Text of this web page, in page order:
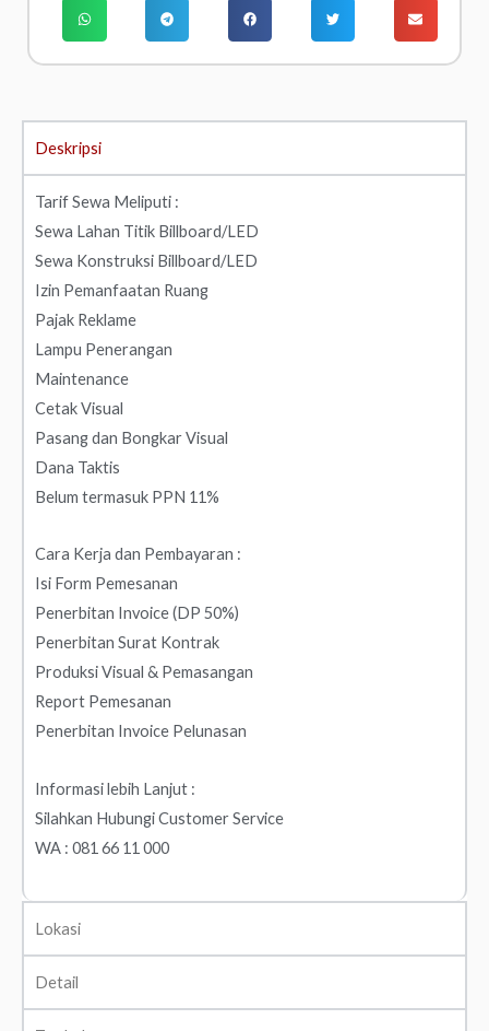
Deskripsi
Tarif Sewa Meliputi :
Sewa Lahan Titik Billboard/LED
Sewa Konstruksi Billboard/LED
Izin Pemanfaatan Ruang
Pajak Reklame
Lampu Penerangan
Maintenance
Cetak Visual
Pasang dan Bongkar Visual
Dana Taktis
Belum termasuk PPN 11%
Cara Kerja dan Pembayaran :
Isi Form Pemesanan
Penerbitan Invoice (DP 50%)
Penerbitan Surat Kontrak
Produksi Visual & Pemasangan
Report Pemesanan
Penerbitan Invoice Pelunasan
Informasi lebih Lanjut :
Silahkan Hubungi Customer Service
WA : 081 66 11 000
Lokasi
Detail